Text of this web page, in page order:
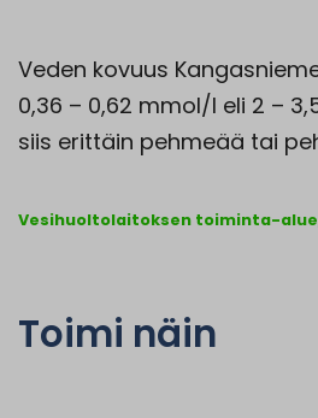
Veden kovuus
0,36 – 0,62 mmol/l eli 2 –
siis erittäin pehmeää tai
Vesihuoltolaitoksen toiminta-
Toimi näin